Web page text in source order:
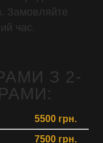
Замовляйте
час.
З 2-
5500 грн.
7500 грн.